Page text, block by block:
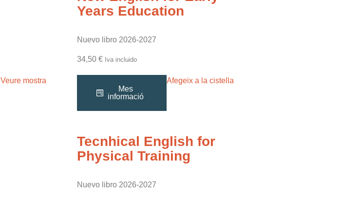
Years Education
Nuevo libro 2026-2027
34,50€ Iva incluido
Veure mostra
Mes
informació
Afegeix a la cistella
Tecnhical English for
Physical Training
Nuevo libro 2026-2027